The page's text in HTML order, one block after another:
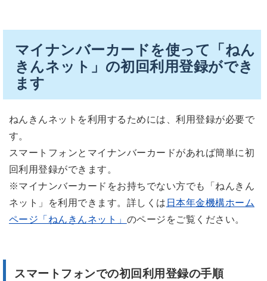
マイナンバーカードを使って「ねん
きんネット」の初回利用登録ができ
ます
ねんきんネットを利用するためには、利用登録が必要で
す。
スマートフォンとマイナンバーカードがあれば簡単に初
回利用登録ができます。
※マイナンバーカードをお持ちでない方でも「ねんきん
ネット」を利用できます。詳しくは 日本年金機構ホーム
ページ「ねんきんネット」 のページをご覧ください。
スマートフォンでの初回利用登録の手順